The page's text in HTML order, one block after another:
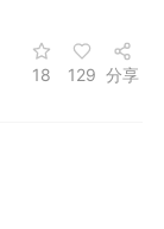
18 129 分享